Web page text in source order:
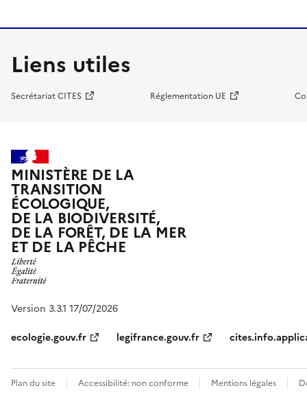
Liens utiles
Secrétariat CITES Réglementation UE
MINISTÈRE DE LA
TRANSITION
ÉCOLOGIQUE,
DE LA BIODIVERSITÉ,
DE LA FORÊT, DE LA MER
ET DE LA PÊCHE
Version 3.3.1 17/07/2026
ecologie.gouv.fr
legifrance.gouv.fr
Plan du site Accessibilité: non conforme Mentions légales